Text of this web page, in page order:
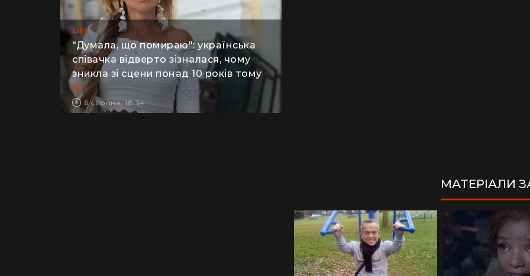
LIFE
"Думала, що помираю": українська
співачка відверто зізналася, чому
зникла зі сцени понад 10 років тому
6 серпня, 18:34
МАТЕРІАЛИ